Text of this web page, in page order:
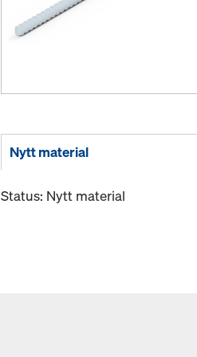
Nytt material
Status: Nytt material